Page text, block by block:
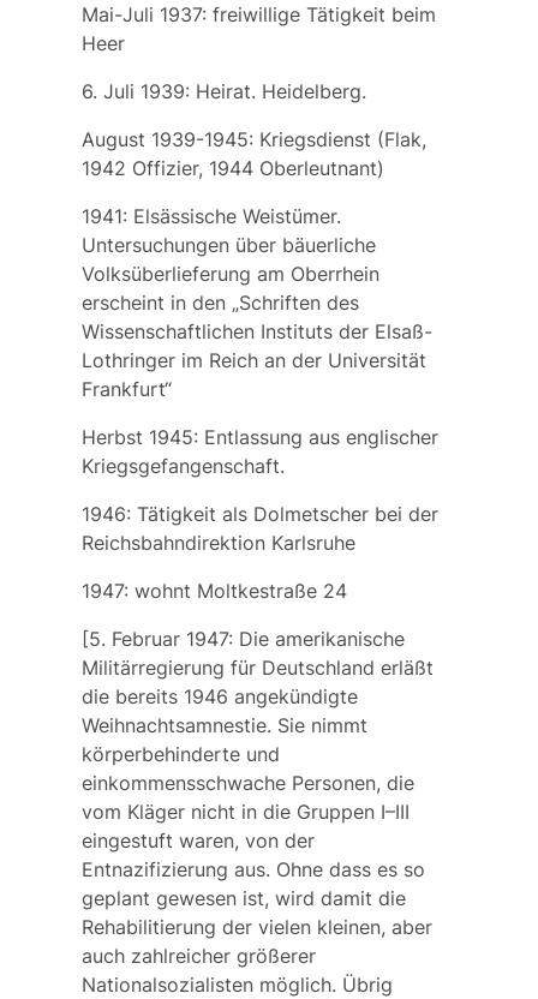
Mai-Juli 1937: freiwillige Tätigkeit beim
Heer
6. Juli 1939: Heirat. Heidelberg.
August 1939-1945: Kriegsdienst (Flak,
1942 Offizier, 1944 Oberleutnant)
1941: Elsässische Weistümer.
Untersuchungen über bäuerliche
Volksüberlieferung am Oberrhein
erscheint in den „Schriften des
Wissenschaftlichen Instituts der Elsaß-
Lothringer im Reich an der Universität
Frankfurt“
Herbst 1945: Entlassung aus englischer
Kriegsgefangenschaft.
1946: Tätigkeit als Dolmetscher bei der
Reichsbahndirektion Karlsruhe
1947: wohnt Moltkestraße 24
[5. Februar 1947: Die amerikanische
Militärregierung für Deutschland erläßt
die bereits 1946 angekündigte
Weihnachtsamnestie. Sie nimmt
körperbehinderte und
einkommensschwache Personen, die
vom Kläger nicht in die Gruppen I–III
eingestuft waren, von der
Entnazifizierung aus. Ohne dass es so
geplant gewesen ist, wird damit die
Rehabilitierung der vielen kleinen, aber
auch zahlreicher größerer
Nationalsozialisten möglich. Übrig